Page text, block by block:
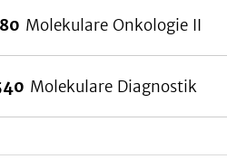
Molekulare Onkologie II
Molekulare Diagnostik